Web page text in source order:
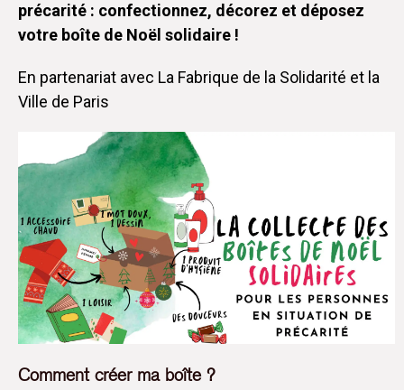
précarité : confectionnez, décorez et déposez
votre boîte de Noël solidaire !
En partenariat avec La Fabrique de la Solidarité et la
Ville de Paris
Comment créer ma boîte ?